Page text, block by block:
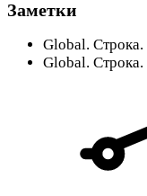
Заметки
Global. Строка.
Global. Строка.